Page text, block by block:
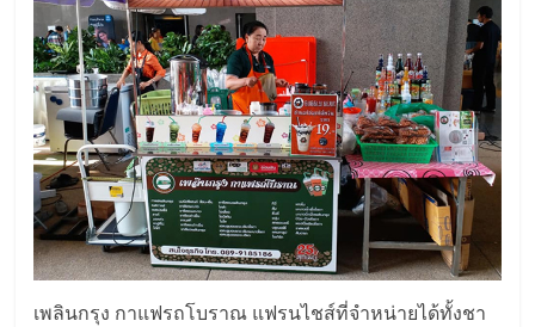
ข้อมูล
ธุรกิจ
SME
แห่ง
ประเทศไทย,
ThaiSMEsCenter,
รวม
ธุรกิจ
เพลินกรุง กาแฟรถโบราณ แฟรนไชส์ที่จำหน่ายได้ทั้งชา